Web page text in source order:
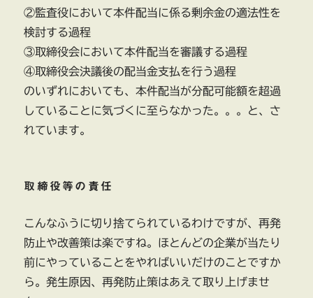
②監査役において本件配当に係る剰余金の適法性を
検討する過程
③取締役会において本件配当を審議する過程
④取締役会決議後の配当金支払を行う過程
のいずれにおいても、本件配当が分配可能額を超過
していることに気づくに至らなかった。。。と、さ
れています。
取締役等の責任
こんなふうに切り捨てられているわけですが、再発
防止や改善策は楽ですね。ほとんどの企業が当たり
前にやっていることをやればいいだけのことですか
ら。発生原因、再発防止策はあえて取り上げませ